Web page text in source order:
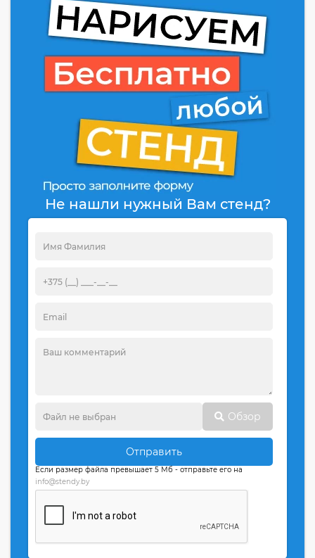
Не нашли нужный Вам стенд?
Обзор
Отправить
Если размер файла превышает 5 Мб - отправьте его на
info@stendy.by